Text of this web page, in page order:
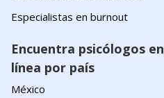
Especialistas en burnout
Encuentra psicólogos en
línea por país
México